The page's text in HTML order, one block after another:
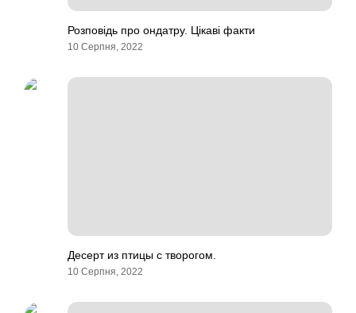
Розповідь про ондатру. Цікаві факти
10 Серпня, 2022
Десерт из птицы с творогом.
10 Серпня, 2022